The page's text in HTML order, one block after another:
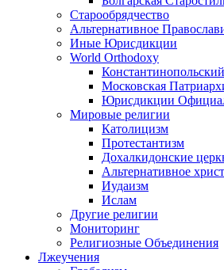
Старообрядчество
Альтернативное
Иные Юрисдикции
World Orthodoxy
Московская
Юрисдикции
Мировые религии
Католицизм
Протестантизм
Дохалкидонские
Альтернативное
Иудаизм
Ислам
Другие религии
Мониторинг
Религиозные Объединения
Лжеучения